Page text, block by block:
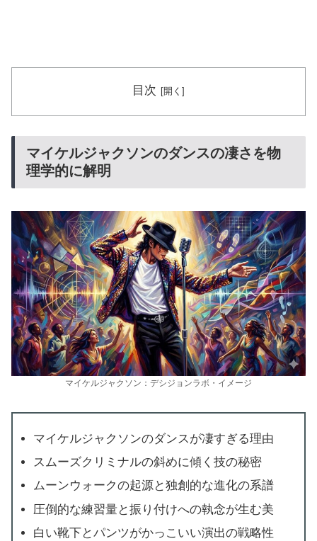
目次
マイケルジャクソンのダンスの凄さを物
理学的に解明
マイケルジャクソン：デシジョンラボ・イメージ
マイケルジャクソンのダンスが凄すぎる理由
スムーズクリミナルの斜めに傾く技の秘密
ムーンウォークの起源と独創的な進化の系譜
圧倒的な練習量と振り付けへの執念が生む美
白い靴下とパンツがかっこいい演出の戦略性